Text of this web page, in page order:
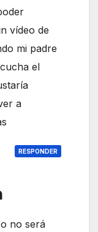
vídeo de
mi padre
el
a
RESPONDER
no será